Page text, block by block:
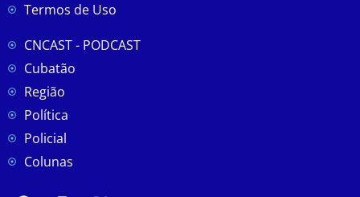
Termos de Uso
CNCAST - PODCAST
Cubatão
Região
Política
Policial
Colunas